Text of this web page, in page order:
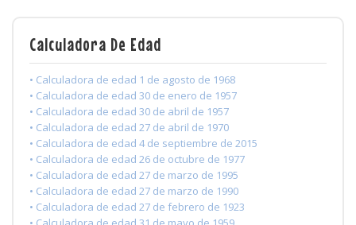
Calculadora De Edad
• Calculadora de edad 1 de agosto de 1968
• Calculadora de edad 30 de enero de 1957
• Calculadora de edad 30 de abril de 1957
• Calculadora de edad 27 de abril de 1970
• Calculadora de edad 4 de septiembre de 2015
• Calculadora de edad 26 de octubre de 1977
• Calculadora de edad 27 de marzo de 1995
• Calculadora de edad 27 de marzo de 1990
• Calculadora de edad 27 de febrero de 1923